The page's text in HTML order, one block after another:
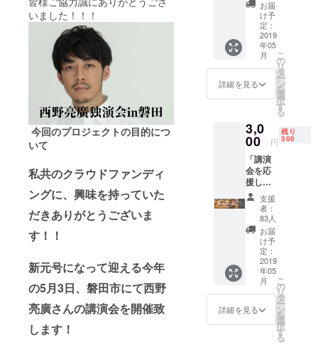
いました！！！
今回のプロジェクトの目的につ
いて
私共のクラウドファンディ
ングに、興味を持っていた
だきありがとうございま
す！！
新元号になって迎える今年
の5月3日、磐田市にて西野
亮廣さんの講演会を開催致
します！
す。
「当日
行けな
いけど
気持ち
だけ支
援する
よ！」
という
けで
す。あ
まりメ
リット
はない
かもで
すが、
応援し
ていた
だけた
ら嬉し
いで
す！
お届
け予
定：
2019
年05
月
詳細を見る
こ
の
リ
タ
ー
ン
を
選
択
す
る
3,0
00 円
残り
300
「講演
会を応
援した
い」
「講演
会も参
加した
い」方
におす
すめで
す！一
般発売
は3500
円とな
りま
す。ク
支援
者：
83人
お届
け予
定：
2019
年05
月
詳細を見る
こ
の
リ
タ
ー
ン
を
選
択
す
る